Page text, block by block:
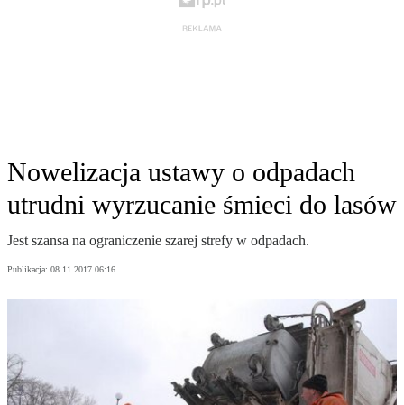
Nowelizacja ustawy o odpadach
utrudni wyrzucanie śmieci do lasów
Jest szansa na ograniczenie szarej strefy w odpadach.
Publikacja: 08.11.2017 06:16